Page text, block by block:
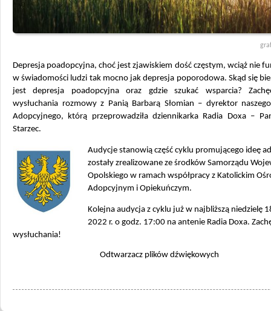
Depresja poadopcyjna, choć jest zjawiskiem dość częstym, wciąż nie
w świadomości ludzi tak mocno jak depresja poporodowa. Skąd się
jest depresja poadopcyjna oraz gdzie szukać wsparcia?
wysłuchania rozmowy z Panią Barbarą Słomian – dyrektor
Adopcyjnego, którą przeprowadziła dziennikarka Radia Doxa –
Starzec.
Audycje stanowią część cyklu promującego ideę
zostały zrealizowane ze środków Samorządu
Opolskiego w ramach współpracy z Katolickim
Adopcyjnym i Opiekuńczym.
Kolejna audycja z cyklu już w najbliższą niedzielę
2022 r. o godz. 17:00 na antenie Radia Doxa.
wysłuchania!
Odtwarzacz plików dźwiękowych